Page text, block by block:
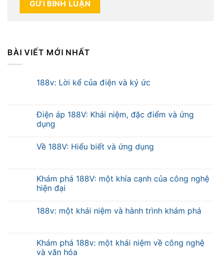
BÀI VIẾT MỚI NHẤT
188v: Lời kể của điện và ký ức
Điện áp 188V: Khái niệm, đặc điểm và ứng
dụng
Về 188V: Hiểu biết và ứng dụng
Khám phá 188V: một khía cạnh của công nghệ
hiện đại
188v: một khái niệm và hành trình khám phá
Khám phá 188v: một khái niệm về công nghệ
và văn hóa